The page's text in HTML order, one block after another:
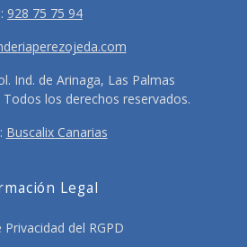
928 75 75 94
Ind. de Arinaga, Las Palmas
los derechos reservados.
Buscalix Canarias
Legal
Privacidad del RGPD